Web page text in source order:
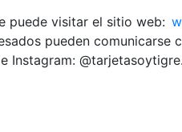
puede visitar el sitio web:
pueden comunicarse
Instagram: @tarjetasoytigre.